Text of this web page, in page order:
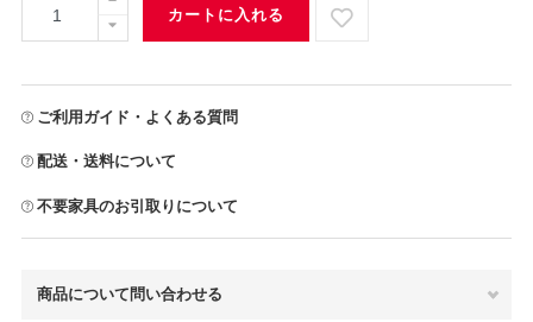
カートに入れる
ご利用ガイド・よくある質問
配送・送料について
不要家具のお引取りについて
商品について問い合わせる